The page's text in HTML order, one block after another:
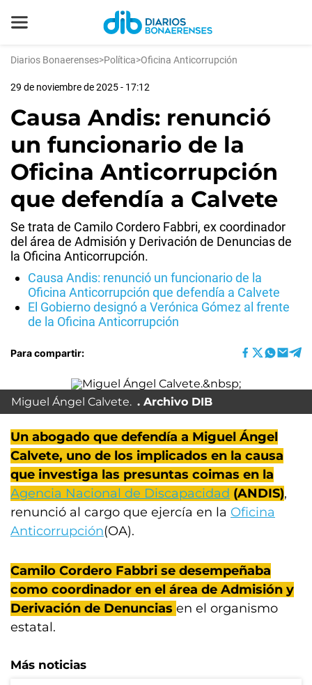
Diarios Bonaerenses>Política>Oficina Anticorrupción
29 de noviembre de 2025 - 17:12
Causa Andis: renunció
un funcionario de la
Oficina Anticorrupción
que defendía a Calvete
Se trata de Camilo Cordero Fabbri, ex coordinador
del área de Admisión y Derivación de Denuncias de
la Oficina Anticorrupción.
Causa Andis: renunció un funcionario de la
Oficina Anticorrupción que defendía a Calvete
El Gobierno designó a Verónica Gómez al frente
de la Oficina Anticorrupción
Para compartir:
Miguel Ángel Calvete. Archivo DIB
Un abogado que defendía a Miguel Ángel
Calvete, uno de los implicados en la causa
que investiga las presuntas coimas en la
Agencia Nacional de Discapacidad (ANDIS),
renunció al cargo que ejercía en la Oficina
Anticorrupción(OA).
Camilo Cordero Fabbri se desempeñaba
como coordinador en el área de Admisión y
Derivación de Denuncias en el organismo
estatal.
Más noticias